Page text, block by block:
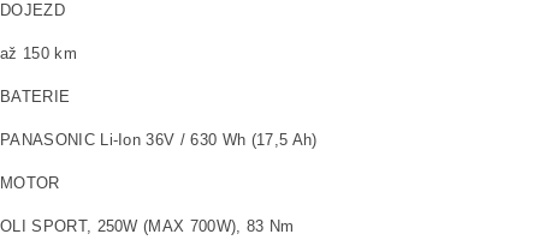
DOJEZD
až 150 km
BATERIE
PANASONIC Li-Ion 36V / 630 Wh (17,5 Ah)
MOTOR
OLI SPORT, 250W (MAX 700W), 83 Nm